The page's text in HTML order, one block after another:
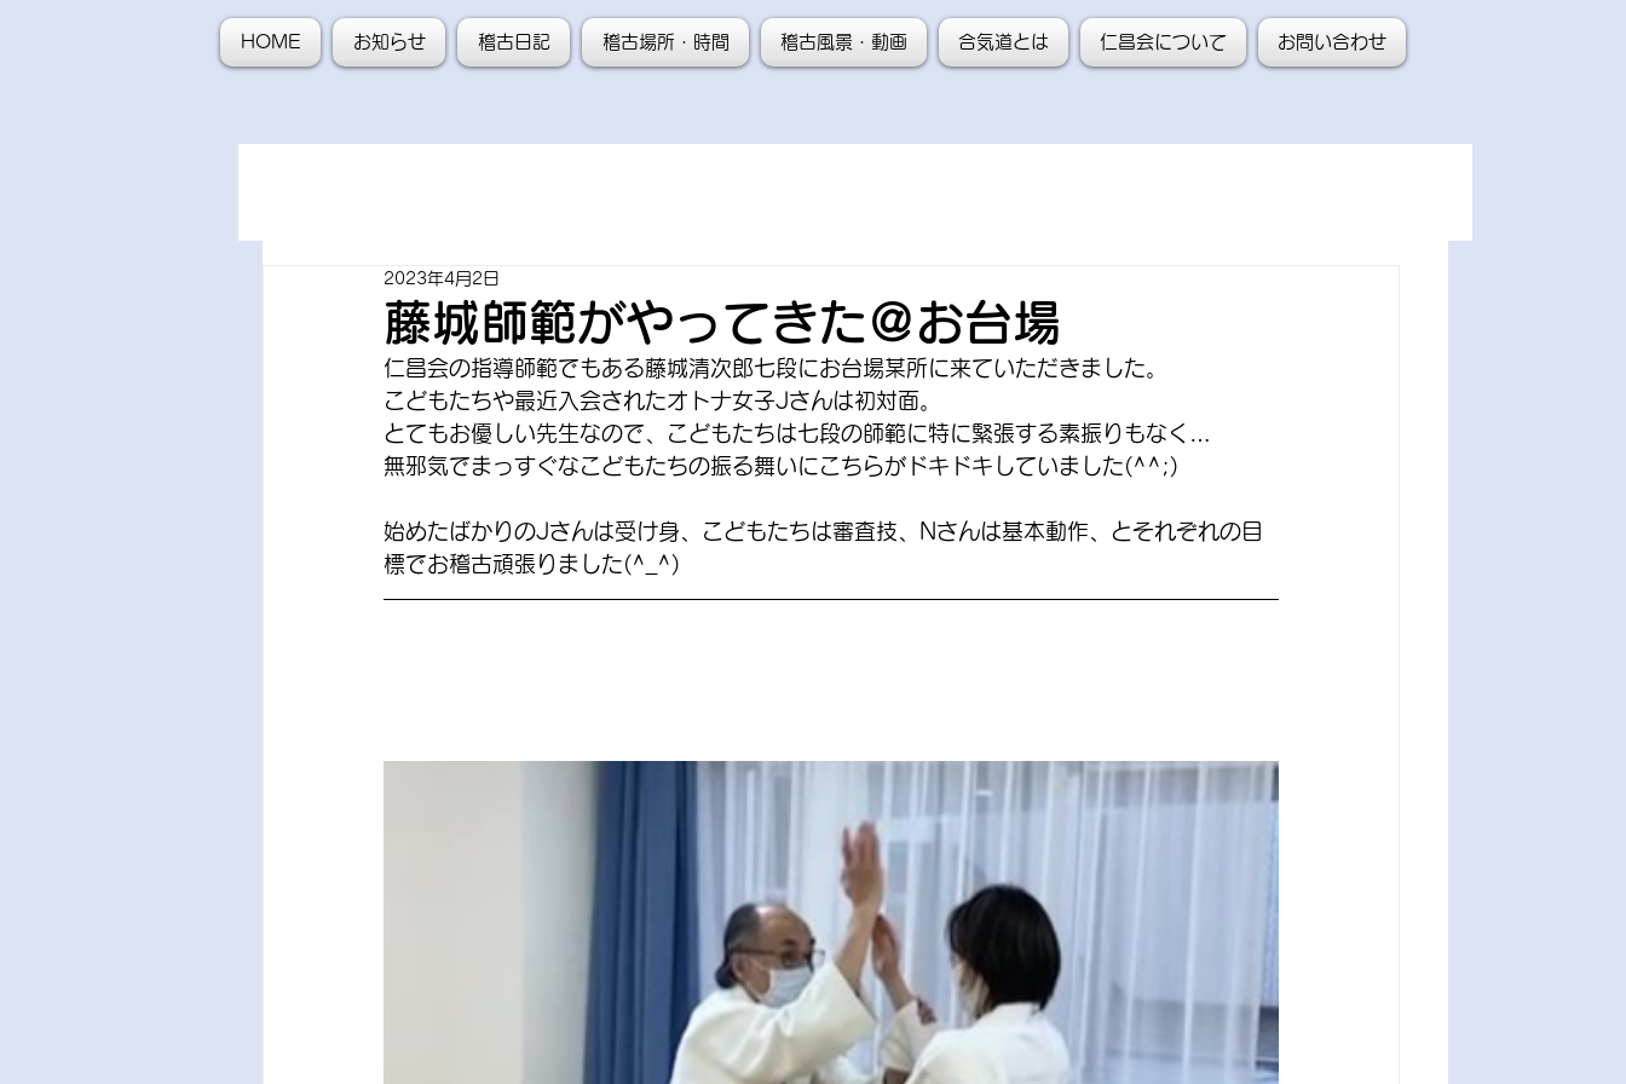
HOME お知らせ 稽古日記 稽古場所・時間 稽古風景・動画 合気道とは 仁昌会について お問い合わせ
藤城師範がやってきた＠お台場
2023年4月2日
仁昌会の指導師範でもある藤城清次郎七段にお台場某所に来ていただきました。
こどもたちや最近入会されたオトナ女子Jさんは初対面。
とてもお優しい先生なので、こどもたちは七段の師範に特に緊張する素振りもなく…
無邪気でまっすぐなこどもたちの振る舞いにこちらがドキドキしていました(^^;)
始めたばかりのJさんは受け身、こどもたちは審査技、Nさんは基本動作、とそれぞれの目
標でお稽古頑張りました(^_^)